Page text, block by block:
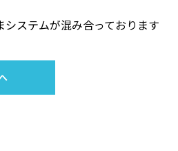
システムが混み合っております